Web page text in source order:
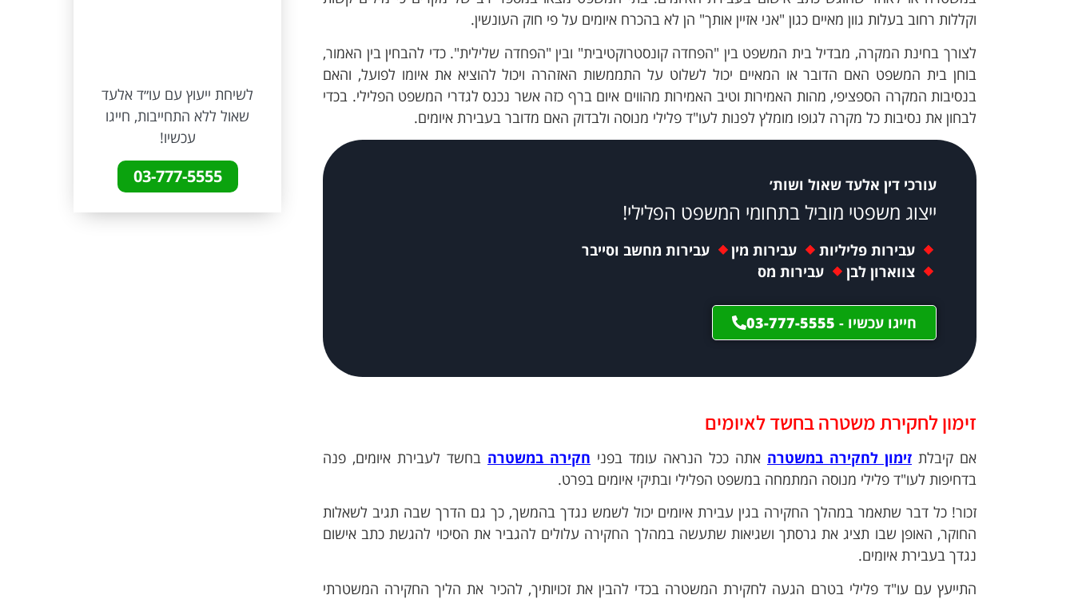
וקללות רחוב בעלות גוון מאיים כגון "אני אזיין אותך" הן לא בהכרח איומים על פי חוק העונשין.
לצורך בחינת המקרה, מבדיל בית המשפט בין "הפחדה קונסטרוקטיבית" ובין "הפחדה שלילית". כדי להבחין בין האמור,
בוחן בית המשפט האם הדובר או המאיים יכול לשלוט על התממשות האזהרה ויכול להוציא את איומו לפועל, והאם
בנסיבות המקרה הספציפי, מהות האמירות וטיב האמירות מהווים איום ברף כזה אשר נכנס לגדרי המשפט הפלילי. בכדי
לבחון את נסיבות כל מקרה לגופו מומלץ לפנות לעו"ד פלילי מנוסה ולבדוק האם מדובר בעבירת איומים.
עורכי דין אלעד שאול ושות׳
ייצוג משפטי מוביל בתחומי המשפט הפלילי!
עבירות פליליות עבירות מין
עבירות מחשב וסייבר
צווארון לבן
עבירות מס
חייגו עכשיו - 03-777-5555
זימון לחקירת משטרה בחשד לאיומים
אם קיבלת זימון לחקירה במשטרה אתה ככל הנראה עומד בפני חקירה במשטרה בחשד לעבירת איומים, פנה
בדחיפות לעו"ד פלילי מנוסה המתמחה במשפט הפלילי ובתיקי איומים בפרט.
זכור! כל דבר שתאמר במהלך החקירה בגין עבירת איומים יכול לשמש נגדך בהמשך, כך גם הדרך שבה תגיב לשאלות
החוקר, האופן שבו תציג את גרסתך ושגיאות שתעשה במהלך החקירה עלולים להגביר את הסיכוי להגשת כתב אישום
נגדך בעבירת איומים.
התייעץ עם עו"ד פלילי בטרם הגעה לחקירת המשטרה בכדי להבין את זכויותיך, להכיר את הליך החקירה המשטרתי
לשיחת ייעוץ עם עו״ד אלעד
שאול ללא התחייבות, חייגו
עכשיו!
03-777-5555